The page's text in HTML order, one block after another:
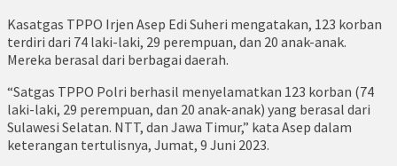
Kasatgas TPPO Irjen Asep Edi Suheri mengatakan, 123 korban
terdiri dari 74 laki-laki, 29 perempuan, dan 20 anak-anak.
Mereka berasal dari berbagai daerah.
“Satgas TPPO Polri berhasil menyelamatkan 123 korban (74
laki-laki, 29 perempuan, dan 20 anak-anak) yang berasal dari
Sulawesi Selatan. NTT, dan Jawa Timur,” kata Asep dalam
keterangan tertulisnya, Jumat, 9 Juni 2023.